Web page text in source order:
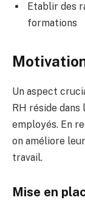
Etablir des
formations
Un aspect
RH réside
employés. En
on améliore
travail.
Mise en